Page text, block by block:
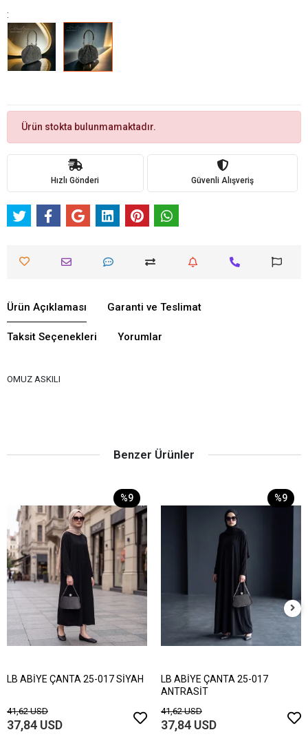
:
Ürün stokta bulunmamaktadır.
Hızlı Gönderi Güvenli Alışveriş
Ürün Açıklaması Garanti ve Teslimat
Taksit Seçenekleri Yorumlar
OMUZ ASKILI
Benzer Ürünler
%9
LB ABİYE ÇANTA 25-017 SİYAH
41,62 USD
37,84 USD
%9
LB ABİYE ÇANTA 25-017
ANTRASİT
41,62 USD
37,84 USD